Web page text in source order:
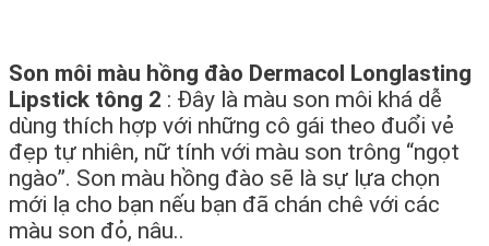
Son môi màu hồng đào Dermacol Longlasting
Lipstick tông 2 : Đây là màu son môi khá dễ
dùng thích hợp với những cô gái theo đuổi vẻ
đẹp tự nhiên, nữ tính với màu son trông “ngọt
ngào”. Son màu hồng đào sẽ là sự lựa chọn
mới lạ cho bạn nếu bạn đã chán chê với các
màu son đỏ, nâu..